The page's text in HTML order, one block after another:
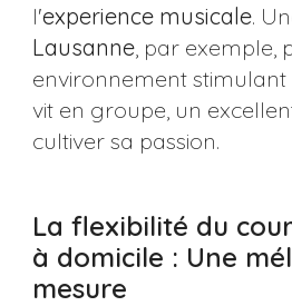
l'experience musicale.
Lausanne, par exemple,
environnement stimulant
vit en groupe, un
cultiver sa passion.
La flexibilité du
à domicile : Une
mesure